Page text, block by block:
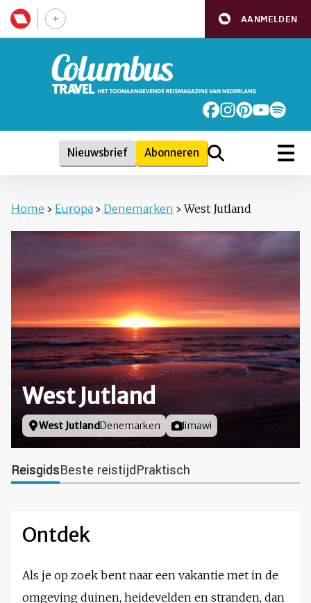
AANMELDEN
Nieuwsbrief Abonneren
Home › Europa › Denemarken › West Jutland
West Jutland
Locatie
West Jutland Denemarken Foto door
limawi
ReisgidsBeste reistijdPraktisch
Ontdek
Als je op zoek bent naar een vakantie met in de
omgeving duinen, heidevelden en stranden, dan